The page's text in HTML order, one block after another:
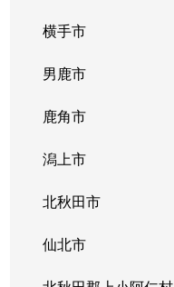
横手市
男鹿市
鹿角市
潟上市
北秋田市
仙北市